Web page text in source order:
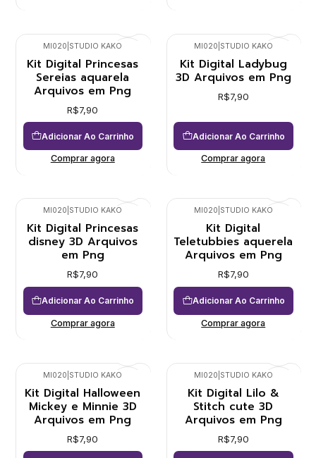
MI020 STUDIO KAKO
Kit Digital Princesas
Sereias aquarela
Arquivos em Png
R$7,90
Adicionar Ao Carrinho
Comprar agora
MI020 STUDIO KAKO
Kit Digital Ladybug
3D Arquivos em Png
R$7,90
Adicionar Ao Carrinho
Comprar agora
MI020 STUDIO KAKO
Kit Digital Princesas
disney 3D Arquivos
em Png
R$7,90
Adicionar Ao Carrinho
Comprar agora
MI020 STUDIO KAKO
Kit Digital
Teletubbies aquerela
Arquivos em Png
R$7,90
Adicionar Ao Carrinho
Comprar agora
MI020 STUDIO KAKO
Kit Digital Halloween
Mickey e Minnie 3D
Arquivos em Png
R$7,90
MI020 STUDIO KAKO
Kit Digital Lilo &
Stitch cute 3D
Arquivos em Png
R$7,90